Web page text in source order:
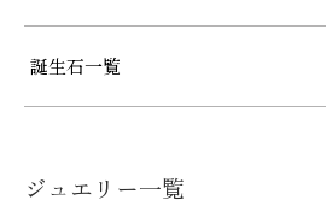
誕生石一覧
ジュエリー一覧